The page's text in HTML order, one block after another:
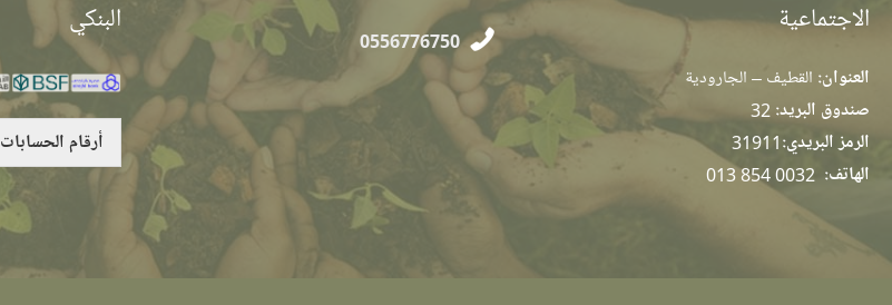
الاجتماعية
العنوان: القطيف – الجارودية
صندوق البريد:
الرمز البريدي:31911
الهاتف: 013 854 0032
0556776750
البنكي
أرقام الحسابات